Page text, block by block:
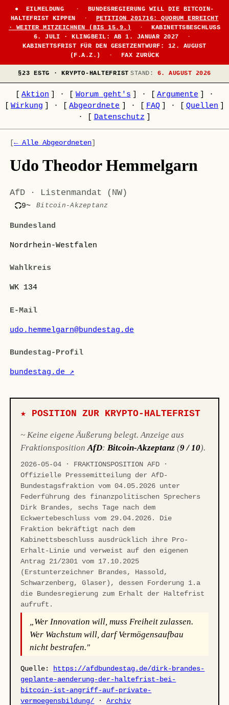
EILMELDUNG ·
BUNDESREGIERUNG WILL DIE BITCOIN-
HALTEFRIST KIPPEN
·
PETITION 201716: QUORUM ERREICHT
· WEITER MITZEICHNEN (BIS 15.9.)
·
KABINETTSBESCHLUSS
6. JULI · KLINGBEIL: AB 1. JANUAR 2027
·
KABINETTSFRIST FÜR DEN GESETZENTWURF: 12. AUGUST
(F.A.Z.)
· FAX ZURÜCK
§23 ESTG · KRYPTO-HALTEFRIST STAND: 6. AUGUST 2026
Aktion · Worum geht's · Argumente
·
Wirkung · Abgeordnete · FAQ · Quellen
·
Datenschutz
[← Alle Abgeordneten]
Udo Theodor Hemmelgarn
AfD · Listenmandat (NW)
9~ Bitcoin-Akzeptanz
Bundesland
Nordrhein-Westfalen
Wahlkreis
WK 134
E-Mail
udo.hemmelgarn@bundestag.de
Bundestag-Profil
bundestag.de ↗
★ POSITION ZUR KRYPTO-HALTEFRIST
~ Keine eigene Äußerung belegt. Anzeige aus
FraktionspositionAfD:Bitcoin-Akzeptanz (9 / 10).
2026-05-04 · FRAKTIONSPOSITION AFD ·
Offizielle Pressemitteilung der AfD-
Bundestagsfraktion vom 04.05.2026 unter
Federführung des finanzpolitischen Sprechers
Dirk Brandes, sechs Tage nach dem
Eckwertebeschluss vom 29.04.2026. Die
Fraktion bekräftigt nach dem
Kabinettsbeschluss ausdrücklich ihre Pro-
Erhalt-Linie und verweist auf den eigenen
Antrag 21/2301 vom 17.10.2025
(Erstunterzeichner Brandes, Hassold,
Schwarzenberg, Glaser), dessen Forderung 1.a
die Bundesregierung zum Erhalt der Haltefrist
aufruft.
„Wer Innovation will, muss Freiheit zulassen.
Wer Wachstum will, darf Vermögensaufbau
nicht bestrafen."
Quelle:
https://afdbundestag.de/dirk-brandes-
geplante-aenderung-der-haltefrist-bei-
bitcoin-ist-angriff-auf-private-
vermoegensbildung/ ·Archiv